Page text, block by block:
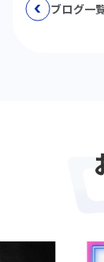
ブログ一